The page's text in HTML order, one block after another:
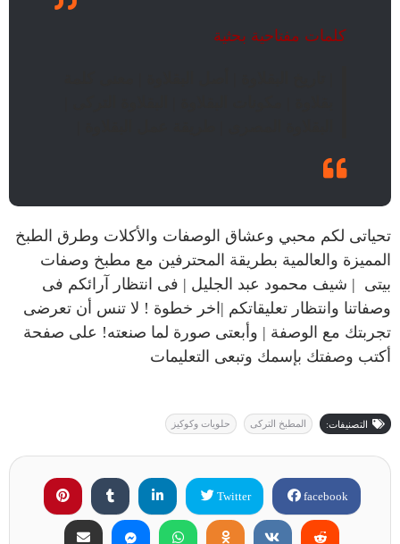
كلمات مفتاحية بحثية
تحياتى لكم محبي وعشاق الوصفات والأكلات وطرق الطبخ
المميزة والعالمية بطريقة المحترفين مع مطبخ وصفات
بيتى | شيف محمود عبد الجليل | فى انتظار آرائكم فى
وصفاتنا وانتظار تعليقاتكم |اخر خطوة ! لا تنس أن تعرضى
تجربتك مع الوصفة | وأبعتى صورة لما صنعته! على صفحة
أكتب وصفتك بإسمك وتبعى التعليمات
التصنيفات: المطبخ التركى حلويات وكوكيز
facebook
Twitter